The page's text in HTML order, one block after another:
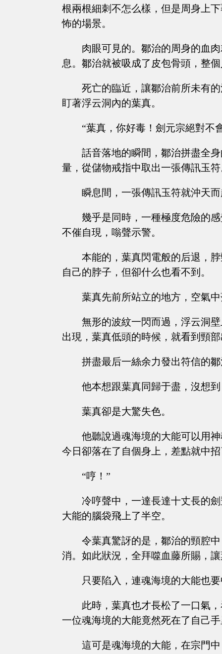
根兩根細刺不怎么樣，但是周身上
怖的場景。
肉眼可見的。鄒治的周身的血
息。鄒治就被吸成了皮包骨頭，整
死亡的臨近，讓鄒治前所未有
盯著浮云洞內的葉真。
“葉真，你好毒！劍元宗絕對不
話音落地的瞬間，鄒治拼盡全
量，從儲物戒指中取出一張傳訊玉
瞬息間，一張傳訊玉符就沖天
幾乎是同時，一種極度危險的
不催自現，嗡聲示警。
本能的，葉真閃電般的后退，
自己的脖子，但卻什么也看不到。
葉真先前所站立的地方，空氣
無形的波紋一閃而過，浮云洞
出現，葉真低頭的時候，就看到頸
拼盡最后一絲余力發出符信的
他本想跟葉真同歸于盡，沒想
葉真卻是大驚失色。
他聽說過魂海境的大能可以用
今日卻落在了自個身上，差點就中
“哼！”
冷哼聲中，一達長達十丈長的
大能的腦袋飛上了半空。
令葉真驚訝的是，鄒治的頸腔
消。如此狀況，全拜噬血藤所賜，
只要陷入，連魂海境的大能也
此時，葉真也才長松了一口氣
一位魂海境的大能竟然死在了自己
這可是魂海境的大能，在宗門